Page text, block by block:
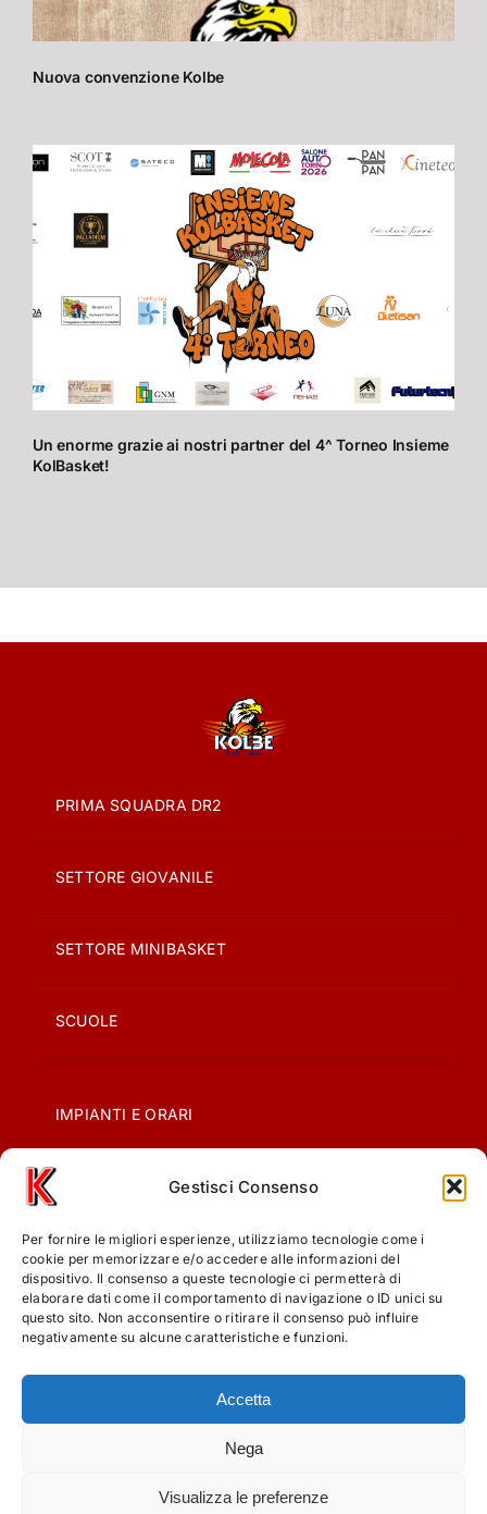
Gestisci Consenso
Per fornire le migliori esperienze, utilizziamo tecnologie come i
cookie per memorizzare e/o accedere alle informazioni del
dispositivo. Il consenso a queste tecnologie ci permetterà di
elaborare dati come il comportamento di navigazione o ID unici su
questo sito. Non acconsentire o ritirare il consenso può influire
negativamente su alcune caratteristiche e funzioni.
Accetta
Nega
Visualizza le preferenze
Nuova convenzione Kolbe
Un enorme grazie ai nostri partner del 4^ Torneo Insieme
KolBasket!
PRIMA SQUADRA DR2
SETTORE GIOVANILE
SETTORE MINIBASKET
SCUOLE
IMPIANTI E ORARI
PRIVACY
COOKIE POLICY (UE)